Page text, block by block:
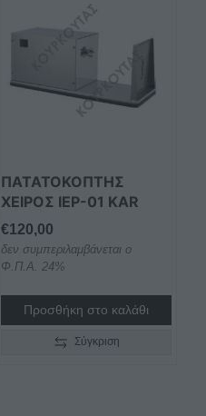
ΠΑΤΑΤΟΚΟΠΤΗΣ
ΧΕΙΡΟΣ IEP-01 KAR
€120,00
δεν συμπεριλαμβάνεται ο
Φ.Π.Α. 24%
Προσθήκη στο καλάθι
Σύγκριση